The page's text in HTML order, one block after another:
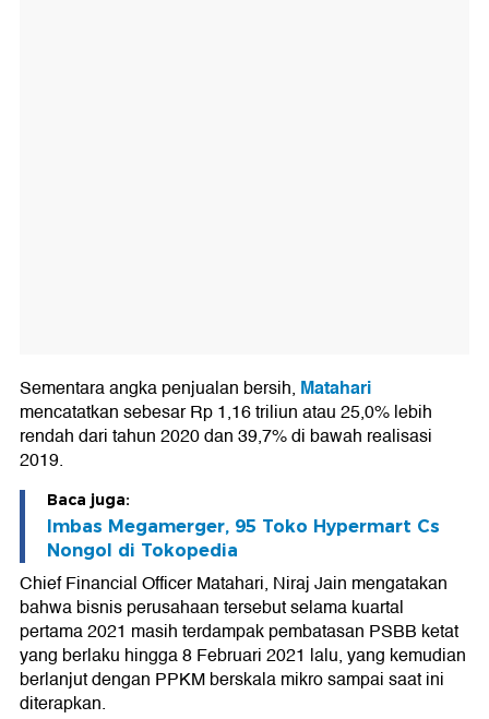
Sementara angka penjualan bersih, Matahari
mencatatkan sebesar Rp 1,16 triliun atau 25,0% lebih
rendah dari tahun 2020 dan 39,7% di bawah realisasi
2019.
Baca juga:
Imbas Megamerger, 95 Toko Hypermart Cs
Nongol di Tokopedia
Chief Financial Officer Matahari, Niraj Jain mengatakan
bahwa bisnis perusahaan tersebut selama kuartal
pertama 2021 masih terdampak pembatasan PSBB ketat
yang berlaku hingga 8 Februari 2021 lalu, yang kemudian
berlanjut dengan PPKM berskala mikro sampai saat ini
diterapkan.